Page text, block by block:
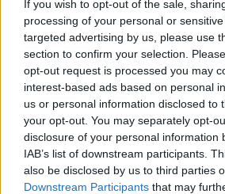
If you wish to opt-out of the sale,
processing of your personal or
targeted advertising by us, please use
section to confirm your selection.
opt-out request is processed you may
interest-based ads based on personal
us or personal information disclosed to
your opt-out. You may separately opt-
disclosure of your personal information
IAB’s list of downstream participants.
also be disclosed by us to third parties
Downstream Participants that may
brindar la mejor experiencia a los
jugar juegos y usar aplicaciones de
Call of Duty Mobile, PUBG Mobile,
Royale, Brawl Stars, Arena of Valor,
Android 4.4.2 y compatible con X86/
ventaja en rendimiento, estabilidad y
comparación con programas
LDPlayer, o Andy el Emulador de
Entertainment Co. Limited es un
viven en Hong Kong y desarrollan el